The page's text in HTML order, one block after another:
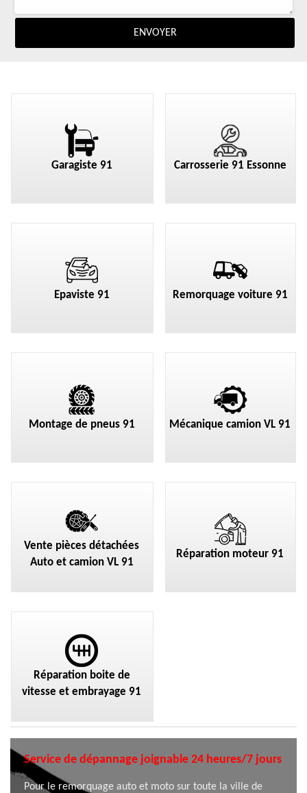
Garagiste 91 Carrosserie 91 Essonne
Epaviste 91 Remorquage voiture 91
Montage de pneus 91 Mécanique camion VL 91
Vente pièces détachées
Auto et camion VL 91
Réparation moteur 91
Réparation boite de
vitesse et embrayage 91
Service de dépannage joignable 24 heures/7 jours
Pour le remorquage auto et moto sur toute la ville de